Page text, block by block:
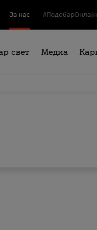
За нас #ПодобарОнлајн
свет Медиа